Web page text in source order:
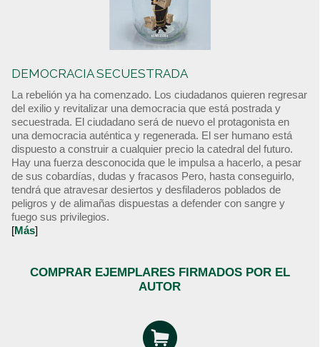
DEMOCRACIA SECUESTRADA
La rebelión ya ha comenzado. Los ciudadanos quieren regresar
del exilio y revitalizar una democracia que está postrada y
secuestrada. El ciudadano será de nuevo el protagonista en
una democracia auténtica y regenerada. El ser humano está
dispuesto a construir a cualquier precio la catedral del futuro.
Hay una fuerza desconocida que le impulsa a hacerlo, a pesar
de sus cobardías, dudas y fracasos Pero, hasta conseguirlo,
tendrá que atravesar desiertos y desfiladeros poblados de
peligros y de alimañas dispuestas a defender con sangre y
fuego sus privilegios.
[Más]
COMPRAR EJEMPLARES FIRMADOS POR EL
AUTOR